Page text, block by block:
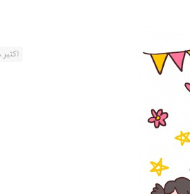
اکتبر 8, 2018